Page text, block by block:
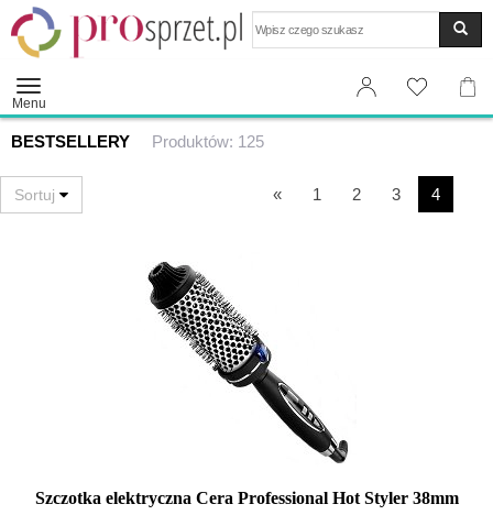
Menu
BESTSELLERY Produktów: 125
« 1 2 3 4
Szczotka elektryczna Cera Professional Hot Styler 38mm